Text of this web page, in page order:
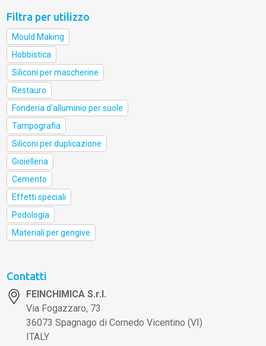
Filtra per utilizzo
Mould Making
Hobbistica
Siliconi per mascherine
Restauro
Fonderia d'alluminio per suole
Tampografia
Siliconi per duplicazione
Gioielleria
Cemento
Effetti speciali
Podologia
Materiali per gengive
Contatti
FEINCHIMICA S.r.l.
Via Fogazzaro, 73
36073 Spagnago di Cornedo Vicentino (VI)
ITALY